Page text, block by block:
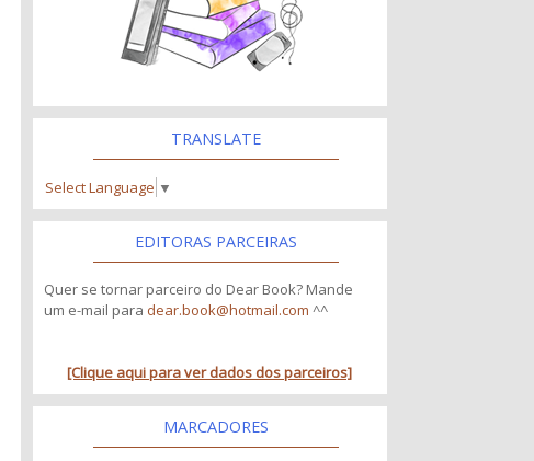
TRANSLATE
Select Language ▼
EDITORAS PARCEIRAS
Quer se tornar parceiro do Dear Book? Mande
um e-mail para dear.book@hotmail.com ^^
[Clique aqui para ver dados dos parceiros]
MARCADORES